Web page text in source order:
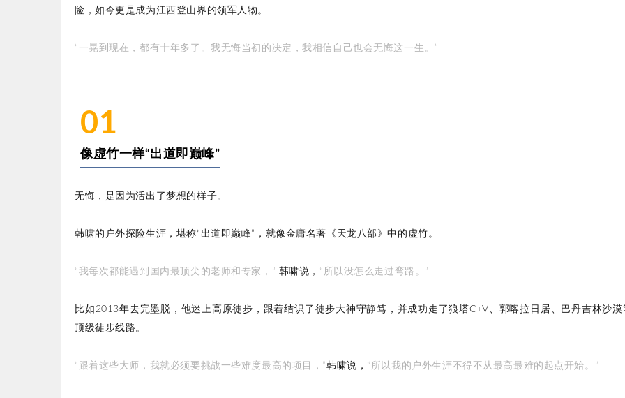
险，如今更是成为江西登山界的领军人物。
“一晃到现在，都有十年多了。我无悔当初的决定，我相信自己也会无悔这一生。”
01
像虚竹一样“出道即巅峰”
无悔，是因为活出了梦想的样子。
韩啸的户外探险生涯，堪称“出道即巅峰”，就像金庸名著《天龙八部》中的虚竹。
“我每次都能遇到国内最顶尖的老师和专家，” 韩啸说， “所以没怎么走过弯路。”
比如2013年去完墨脱，他迷上高原徒步，跟着结识了徒步大神守静笃，并成功走了狼塔C+V、郭喀拉日居、巴丹吉林沙漠
顶级徒步线路。
“跟着这些大师，我就必须要挑战一些难度最高的项目，”韩啸说， “所以我的户外生涯不得不从最高最难的起点开始。”